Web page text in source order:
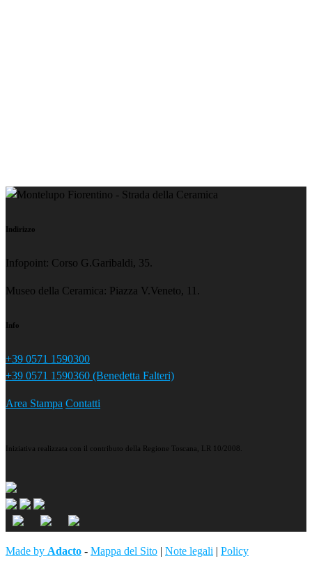
Indirizzo
Infopoint: Corso G.Garibaldi, 35.
Museo della Ceramica: Piazza V.Veneto, 11.
Info
+39 0571 1590300
+39 0571 1590360 (Benedetta Falteri)
Area Stampa Contatti
Iniziativa realizzata con il contributo della Regione Toscana, LR 10/2008.
Made by Adacto - Mappa del Sito | Note legali | Policy